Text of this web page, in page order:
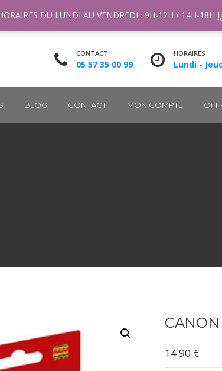
CONTACT
05 57 35 00 99
HORAIRES
Lundi -
BLOG CONTACT MON COMPTE
CANON
14.90 €
DU LUNDI AU VENDREDI : 9H-12H / 14H-18H